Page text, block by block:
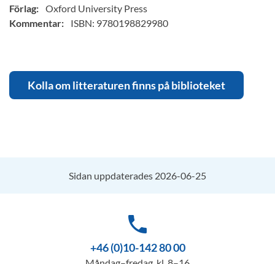
Förlag: Oxford University Press
Kommentar:
ISBN: 9780198829980
Kolla om litteraturen finns på biblioteket
Sidan uppdaterades 2026-06-25
phone
+46 (0)10-142 80 00